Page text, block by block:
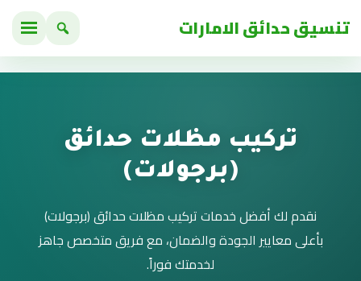
تنسيق حدائق الامارات
تركيب مظلات حدائق
(برجولات)
نقدم لك أفضل خدمات تركيب مظلات حدائق (برجولات)
بأعلى معايير الجودة والضمان، مع فريق متخصص جاهز
لخدمتك فوراً.